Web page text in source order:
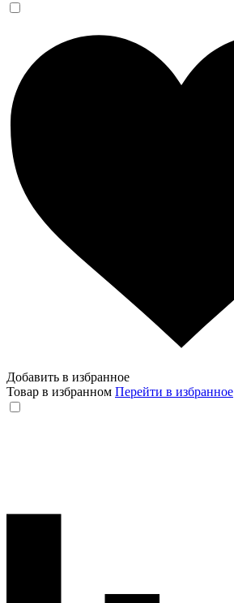
Добавить в избранное
Товар в избранном Перейти в избранное